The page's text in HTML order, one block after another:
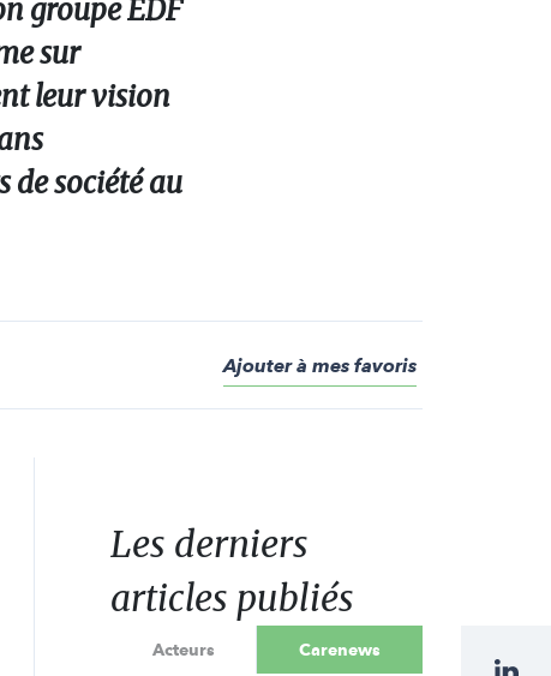
groupe EDF
sur
leur vision
de société au
Ajouter à mes favoris
Les derniers
articles publiés
Acteurs Carenews